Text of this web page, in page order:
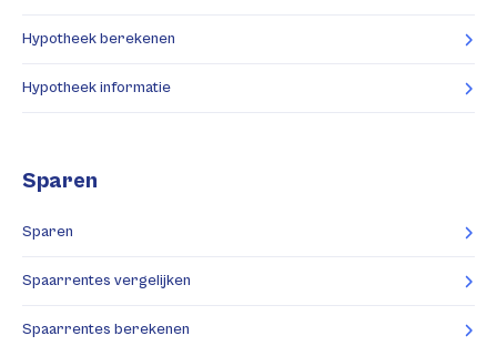
Hypotheek berekenen
Hypotheek informatie
Sparen
Sparen
Spaarrentes vergelijken
Spaarrentes berekenen